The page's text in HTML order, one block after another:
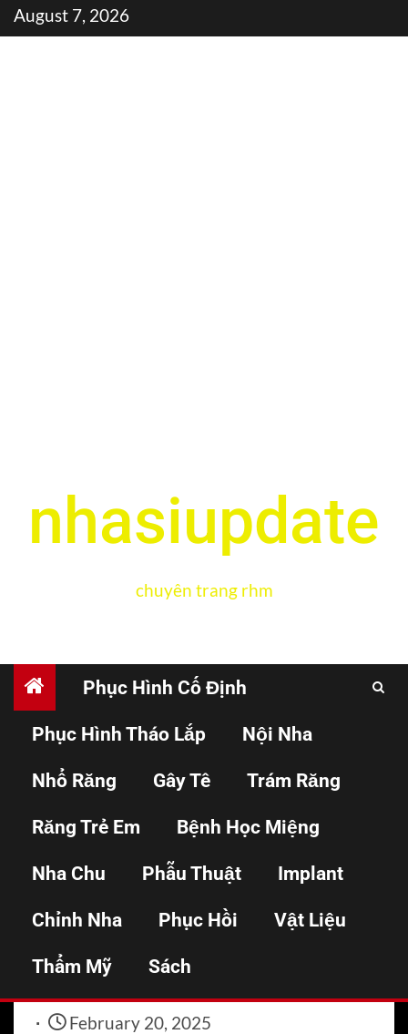
Skip
to
August 7, 2026
nhasiupdate
chuyên trang rhm
Phục Hình Cố Định
Phục Hình Tháo Lắp Nội Nha
Nhổ Răng Gây Tê Trám Răng
Răng Trẻ Em Bệnh Học Miệng
Nha Chu Phẫu Thuật Implant
Chỉnh Nha Phục Hồi Vật Liệu
Thẩm Mỹ Sách
Hướng dẫn cách gắn
mắc cài – P3
Home
Chỉnh nha
Hướng dẫn cách gắn mắc cài – P3
February 20, 2025